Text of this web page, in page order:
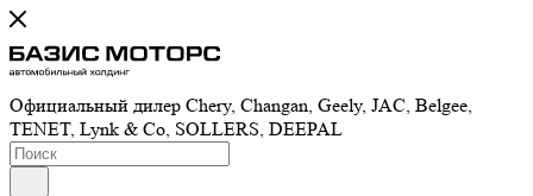
Официальный дилер Chery, Changan, Geely, JAC, Belgee,
TENET, Lynk & Co, SOLLERS, DEEPAL